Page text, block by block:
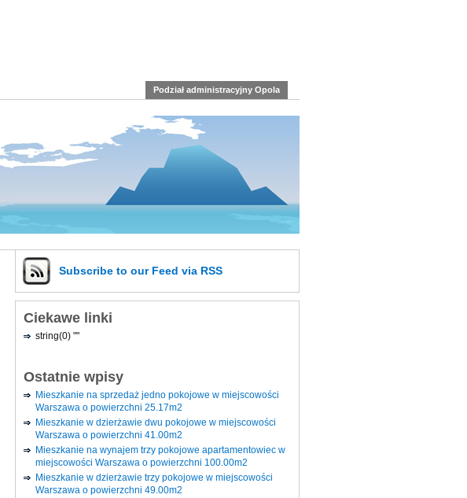
Podział administracyjny Opola
Subscribe to our Feed via RSS
Ciekawe linki
string(0) ""
Ostatnie wpisy
Mieszkanie na sprzedaż jedno pokojowe w miejscowości
Warszawa o powierzchni 25.17m2
Mieszkanie w dzierżawie dwu pokojowe w miejscowości
Warszawa o powierzchni 41.00m2
Mieszkanie na wynajem trzy pokojowe apartamentowiec w
miejscowości Warszawa o powierzchni 100.00m2
Mieszkanie w dzierżawie trzy pokojowe w miejscowości
Warszawa o powierzchni 49.00m2